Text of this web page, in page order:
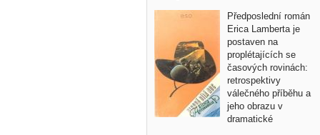
Předposlední román
Erica Lamberta je
postaven na
proplétajících se
časových rovinách:
retrospektivy
válečného příběhu a
jeho obrazu v
dramatické